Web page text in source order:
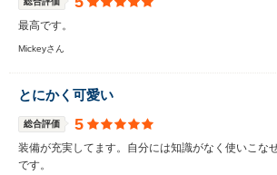
最高です。
Mickeyさん
とにかく可愛い
総合評価 5
装備が充実してます。自分には知識がなく使いこな
です。